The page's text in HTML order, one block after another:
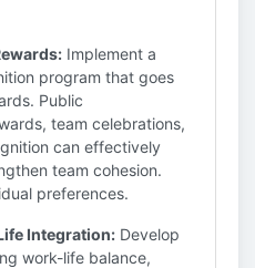
Implement a
program that goes
Public
team celebrations,
can effectively
team cohesion.
preferences.
Integration: Develop
work-life balance,